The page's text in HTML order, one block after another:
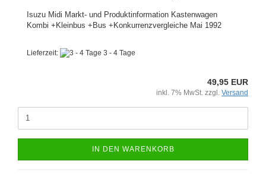
Isuzu Midi Markt- und Produktinformation Kastenwagen
Kombi +Kleinbus +Bus +Konkurrenzvergleiche Mai 1992
Lieferzeit: 3 - 4 Tage
49,95 EUR
inkl. 7% MwSt. zzgl. Versand
IN DEN WARENKORB